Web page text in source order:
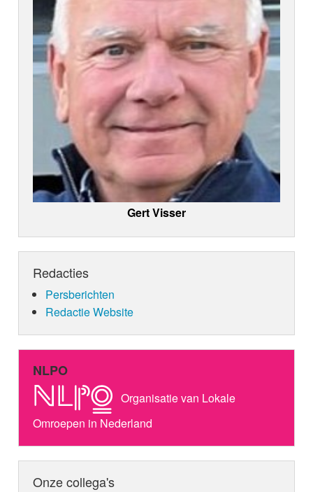
Gert Visser
Redacties
Persberichten
Redactie Website
NLPO
Organisatie van Lokale
Omroepen in Nederland
Onze collega's